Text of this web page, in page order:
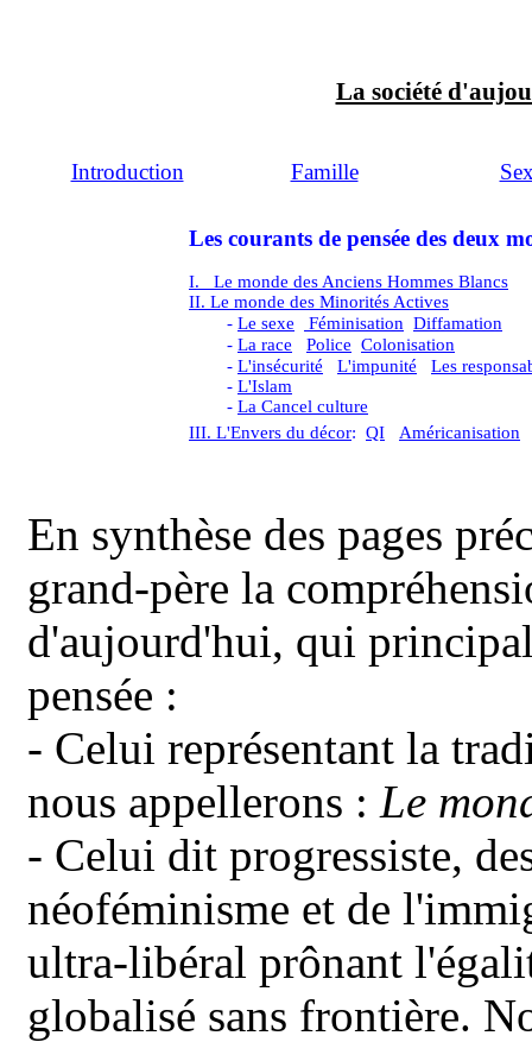
La société
Introduction Famille
Les courants de pensée des deux
I. Le monde des Anciens Hommes Blancs
II. Le monde des Minorités Actives
- Le sexe Féminisation Diffamation
- La race Police Colonisation
- L'insécurité L'impunité
Les
- L'Islam
- La Cancel culture
III. L'Envers du décor: QI Américanisation
En synthèse des pages
grand-père la
d'aujourd'hui, qui
pensée :
- Celui représentant la
nous appellerons : Le
- Celui dit progressiste,
néoféminisme et de
ultra-libéral prônant
globalisé sans frontière.